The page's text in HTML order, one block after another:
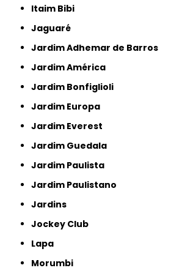
Itaim Bibi
Jaguaré
Jardim Adhemar de Barros
Jardim América
Jardim Bonfiglioli
Jardim Europa
Jardim Everest
Jardim Guedala
Jardim Paulista
Jardim Paulistano
Jardins
Jockey Club
Lapa
Morumbi